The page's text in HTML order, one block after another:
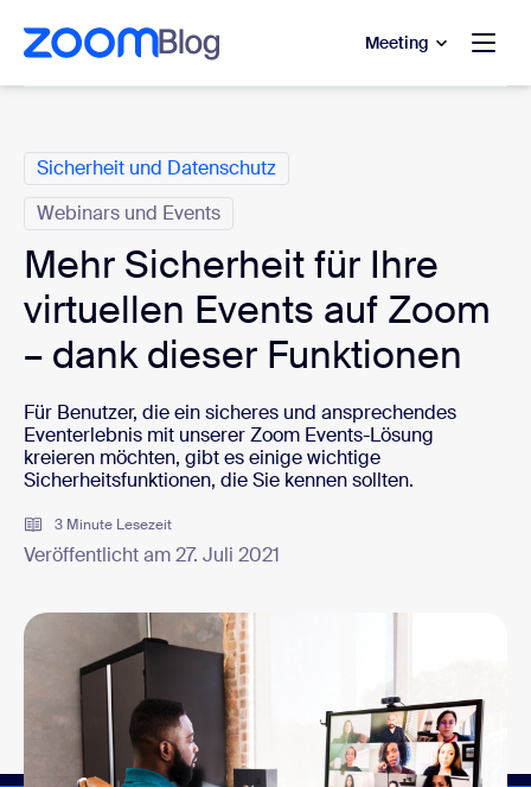
wechseln
Chat wechseln
Meeting
Sicherheit und Datenschutz
Webinars und Events
Mehr Sicherheit für Ihre
virtuellen Events auf Zoom
– dank dieser Funktionen
Für Benutzer, die ein sicheres und ansprechendes
Eventerlebnis mit unserer Zoom Events-Lösung
kreieren möchten, gibt es einige wichtige
Sicherheitsfunktionen, die Sie kennen sollten.
3 Minute Lesezeit
Veröffentlicht am 27. Juli 2021